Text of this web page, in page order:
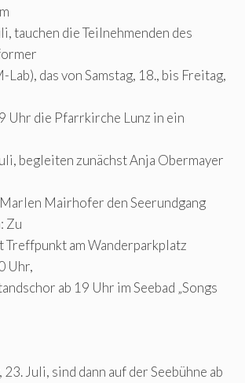
tauchen die Teilnehmenden des
Lab), das von Samstag, 18., bis Freitag,
Uhr die Pfarrkirche Lunz in ein
begleiten zunächst Anja Obermayer
Mairhofer den Seerundgang
Zu
Treffpunkt am Wanderparkplatz
Uhr,
ab 19 Uhr im Seebad „Songs
Juli, sind dann auf der Seebühne ab